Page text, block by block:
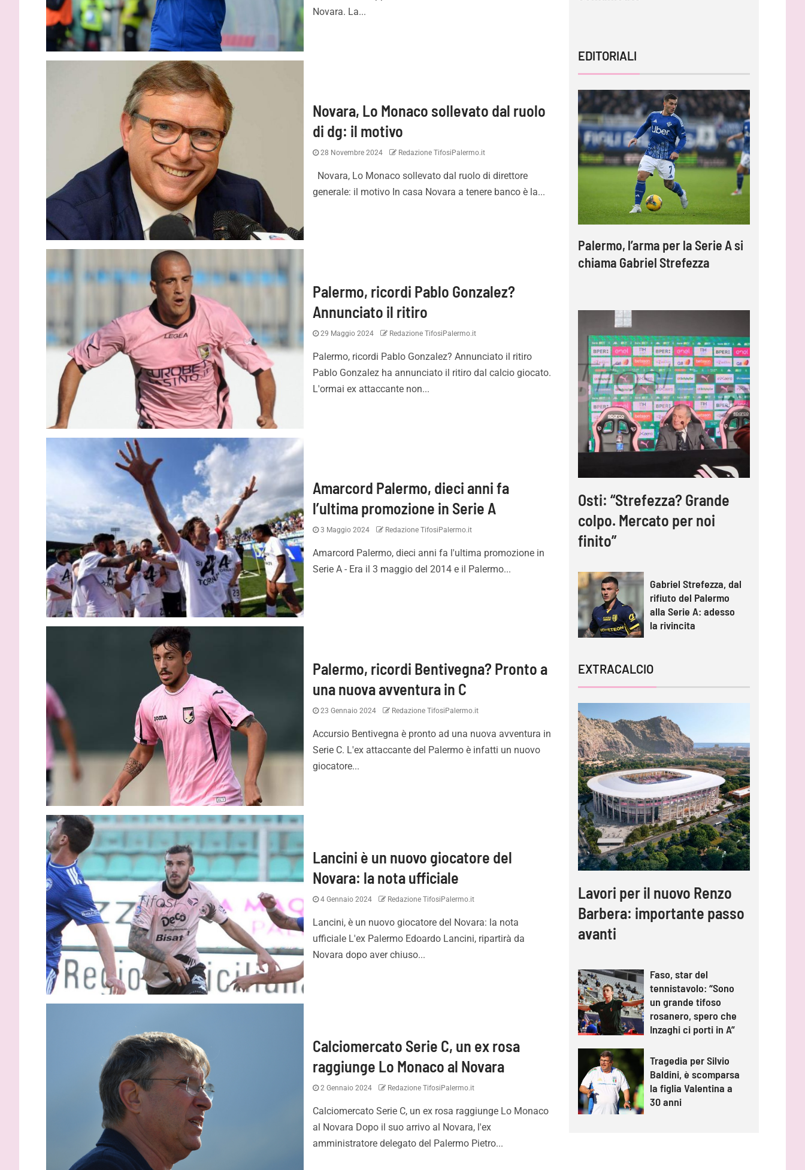
Novara. La...
Novara, Lo Monaco sollevato dal ruolo
di dg: il motivo
28 Novembre 2024 Redazione TifosiPalermo.it
Novara, Lo Monaco sollevato dal ruolo di direttore
generale: il motivo In casa Novara a tenere banco è la...
Palermo, ricordi Pablo Gonzalez?
Annunciato il ritiro
29 Maggio 2024 Redazione TifosiPalermo.it
Palermo, ricordi Pablo Gonzalez? Annunciato il ritiro
Pablo Gonzalez ha annunciato il ritiro dal calcio giocato.
L'ormai ex attaccante non...
Amarcord Palermo, dieci anni fa
l’ultima promozione in Serie A
3 Maggio 2024 Redazione TifosiPalermo.it
Amarcord Palermo, dieci anni fa l'ultima promozione in
Serie A - Era il 3 maggio del 2014 e il Palermo...
Palermo, ricordi Bentivegna? Pronto a
una nuova avventura in C
23 Gennaio 2024 Redazione TifosiPalermo.it
Accursio Bentivegna è pronto ad una nuova avventura in
Serie C. L'ex attaccante del Palermo è infatti un nuovo
giocatore...
Lancini è un nuovo giocatore del
Novara: la nota ufficiale
4 Gennaio 2024 Redazione TifosiPalermo.it
Lancini, è un nuovo giocatore del Novara: la nota
ufficiale L'ex Palermo Edoardo Lancini, ripartirà da
Novara dopo aver chiuso...
Calciomercato Serie C, un ex rosa
raggiunge Lo Monaco al Novara
2 Gennaio 2024 Redazione TifosiPalermo.it
Calciomercato Serie C, un ex rosa raggiunge Lo Monaco
al Novara Dopo il suo arrivo al Novara, l'ex
amministratore delegato del Palermo Pietro...
EDITORIALI
Palermo, l’arma per la Serie A si
chiama Gabriel Strefezza
Osti: “Strefezza? Grande
colpo. Mercato per noi
finito”
Gabriel Strefezza, dal
rifiuto del Palermo
alla Serie A: adesso
la rivincita
EXTRACALCIO
Lavori per il nuovo Renzo
Barbera: importante passo
avanti
Faso, star del
tennistavolo: “Sono
un grande tifoso
rosanero, spero che
Inzaghi ci porti in A”
Tragedia per Silvio
Baldini, è scomparsa
la figlia Valentina a
30 anni